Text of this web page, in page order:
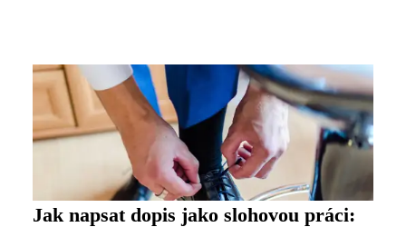
Jak napsat dopis jako slohovou práci: